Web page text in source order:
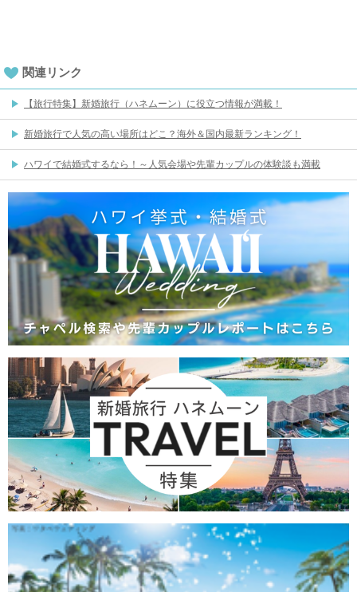
関連リンク
【旅行特集】新婚旅行（ハネムーン）に役立つ情報が満載！
新婚旅行で人気の高い場所はどこ？海外＆国内最新ランキング！
ハワイで結婚式するなら！～人気会場や先輩カップルの体験談も満載